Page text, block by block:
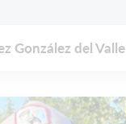
González del Valle